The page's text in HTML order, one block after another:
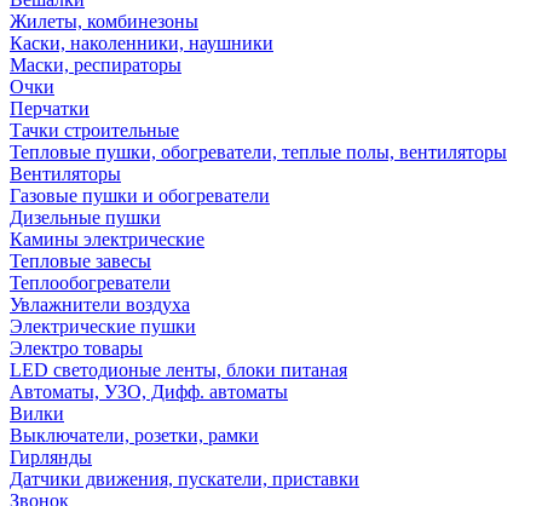
Жилеты, комбинезоны
Каски, наколенники, наушники
Маски, респираторы
Очки
Перчатки
Тачки строительные
Тепловые пушки, обогреватели, теплые полы, вентиляторы
Вентиляторы
Газовые пушки и обогреватели
Дизельные пушки
Камины электрические
Тепловые завесы
Теплообогреватели
Увлажнители воздуха
Электрические пушки
Электро товары
LED светодионые ленты, блоки питаная
Автоматы, УЗО, Дифф. автоматы
Вилки
Выключатели, розетки, рамки
Гирлянды
Датчики движения, пускатели, приставки
Звонок